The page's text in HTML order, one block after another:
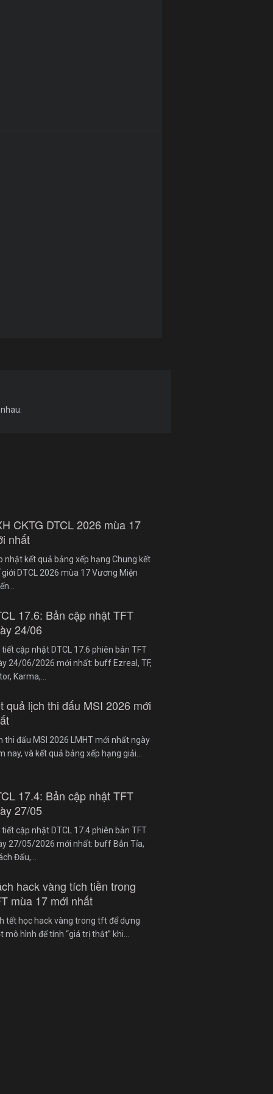
CKTG DTCL 2026 mùa 17
nhất
nhật kết quả bảng xếp hạng Chung kết
giới DTCL 2026 mùa 17 Vương Miện
17.6: Bản cập nhật TFT
24/06
tiết cập nhật DTCL 17.6 phiên bản TFT
24/06/2026 mới nhất: buff Ezreal, TF,
Karma,…
quả lịch thi đấu MSI 2026 mới
thi đấu MSI 2026 LMHT mới nhất ngày
nay, và kết quả bảng xếp hạng giải…
17.4: Bản cập nhật TFT
27/05
tiết cập nhật DTCL 17.4 phiên bản TFT
27/05/2026 mới nhất: buff Bắn Tỉa,
Đấu,…
hack vàng tích tiền trong
mùa 17 mới nhất
tết học hack vàng trong tft để dựng
mô hình để tính “giá trị thật” khi…